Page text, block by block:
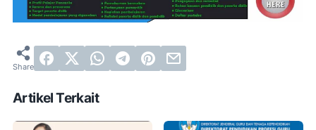
Artikel Terkait